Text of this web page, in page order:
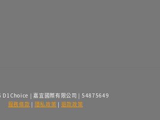
| 嘉宜國際有限公司 | 54875649
服務條款 | 隱私政策 | 退款政策